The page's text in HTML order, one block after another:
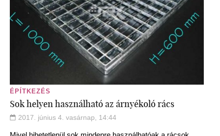
ÉPÍTKEZÉS
Sok helyen használható az árnyékoló rács
2017. június 4. vasárnap, 14:44